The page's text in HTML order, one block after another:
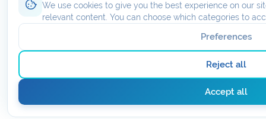
We use cookies to give you the best experience on our
relevant content. You can choose which categories to
Preferences
Reject all
Accept all